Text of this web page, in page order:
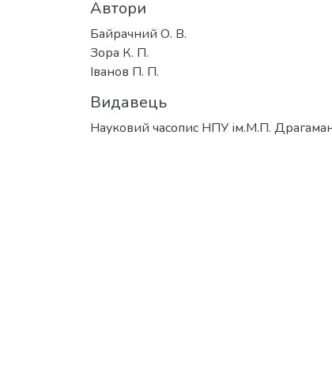
Автори
Байрачний О. В.
Зора К. П.
Іванов П. П.
Видавець
Науковий часопис НПУ ім.М.П.